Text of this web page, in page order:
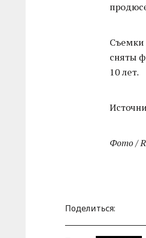
Съемки
сняты
10 лет.
Фото /
Поделиться: